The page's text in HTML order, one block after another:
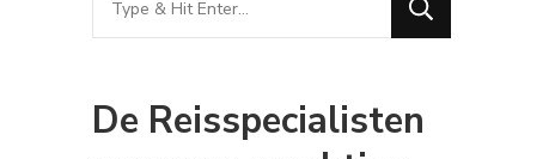
for
De Reisspecialisten